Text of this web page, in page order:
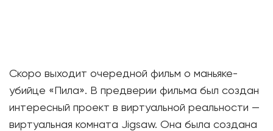
Скоро выходит очередной фильм о маньяке-
убийце «Пила». В предверии фильма был создан
интересный проект в виртуальной реальности —
виртуальная комната Jigsaw. Она была создана